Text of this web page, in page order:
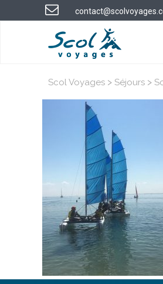
Scol Voyages > Séjours >